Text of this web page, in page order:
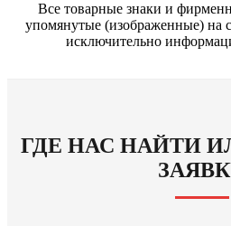
Все товарные знаки и
упомянутые (изображенные) на
исключительно
ГДЕ НАС НАЙТИ